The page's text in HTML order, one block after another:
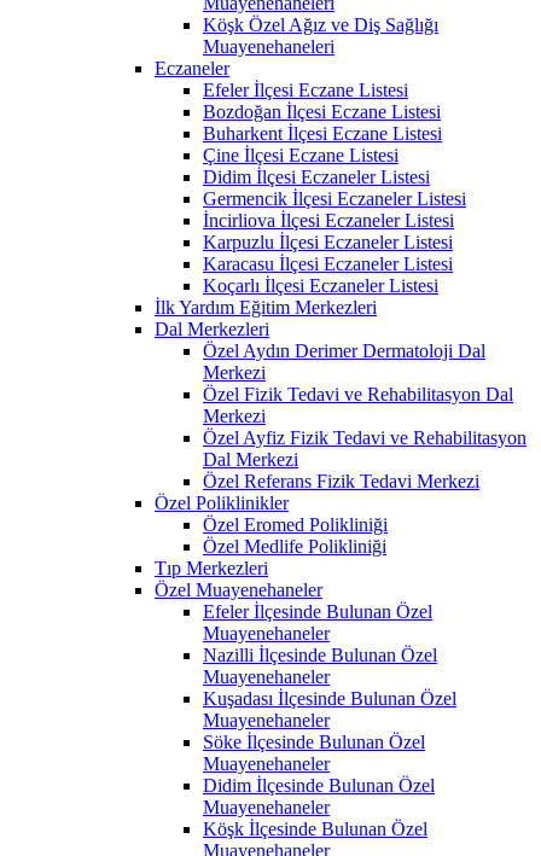
Köşk Özel Ağız ve Diş Sağlığı
Muayenehaneleri
Eczaneler
Efeler İlçesi Eczane Listesi
Bozdoğan İlçesi Eczane Listesi
Buharkent İlçesi Eczane Listesi
Çine İlçesi Eczane Listesi
Didim İlçesi Eczaneler Listesi
Germencik İlçesi Eczaneler Listesi
İncirliova İlçesi Eczaneler Listesi
Karpuzlu İlçesi Eczaneler Listesi
Karacasu İlçesi Eczaneler Listesi
Koçarlı İlçesi Eczaneler Listesi
İlk Yardım Eğitim Merkezleri
Dal Merkezleri
Özel Aydın Derimer Dermatoloji Dal
Merkezi
Özel Fizik Tedavi ve Rehabilitasyon Dal
Merkezi
Özel Ayfiz Fizik Tedavi ve Rehabilitasyon
Dal Merkezi
Özel Referans Fizik Tedavi Merkezi
Özel Poliklinikler
Özel Eromed Polikliniği
Özel Medlife Polikliniği
Tıp Merkezleri
Özel Muayenehaneler
Efeler İlçesinde Bulunan Özel
Muayenehaneler
Nazilli İlçesinde Bulunan Özel
Muayenehaneler
Kuşadası İlçesinde Bulunan Özel
Muayenehaneler
Söke İlçesinde Bulunan Özel
Muayenehaneler
Didim İlçesinde Bulunan Özel
Muayenehaneler
Köşk İlçesinde Bulunan Özel
Muayenehaneler